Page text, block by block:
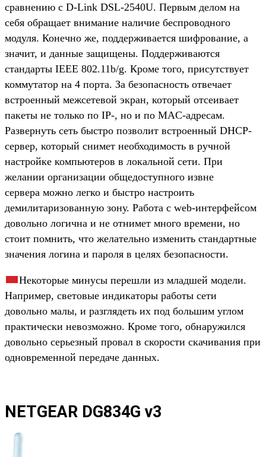
сравнению с D-Link DSL-2540U. Первым делом на
себя обращает внимание наличие беспроводного
модуля. Конечно же, поддерживается шифрование, а
значит, и данные защищены. Поддерживаются
стандарты IEEE 802.11b/g. Кроме того, присутствует
коммутатор на 4 порта. За безопасность отвечает
встроенный межсетевой экран, который отсеивает
пакеты не только по IP-, но и по MAC-адресам.
Развернуть сеть быстро позволит встроенный DHCP-
сервер, который снимет необходимость в ручной
настройке компьютеров в локальной сети. При
желании организации общедоступного извне
сервера можно легко и быстро настроить
демилитаризованную зону. Работа с web-интерфейсом
довольно логична и не отнимет много времени, но
стоит помнить, что желательно изменить стандартные
значения логина и пароля в целях безопасности.
Некоторые минусы перешли из младшей модели.
Например, световые индикаторы работы сети
довольно малы, и разглядеть их под большим углом
практически невозможно. Кроме того, обнаружился
довольно серьезный провал в скорости скачивания при
одновременной передаче данных.
NETGEAR DG834G v3